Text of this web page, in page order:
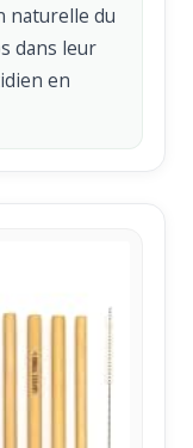
naturelle du
dans leur
en